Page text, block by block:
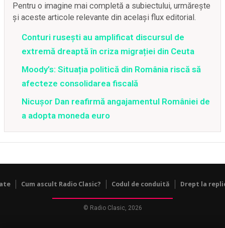
Pentru o imagine mai completă a subiectului, urmărește
și aceste articole relevante din același flux editorial.
Conturi rusești au amplificat discursul de
extremă dreaptă în criza migrației din Ceuta
Moody’s: Situația politică din România riscă să
afecteze consolidarea fiscală
Nicușor Dan reafirmă angajamentul României de
a adopta moneda euro
Cum ascult Radio Clasic? Codul de conduită Drept la
© Radio Clasic, 2026